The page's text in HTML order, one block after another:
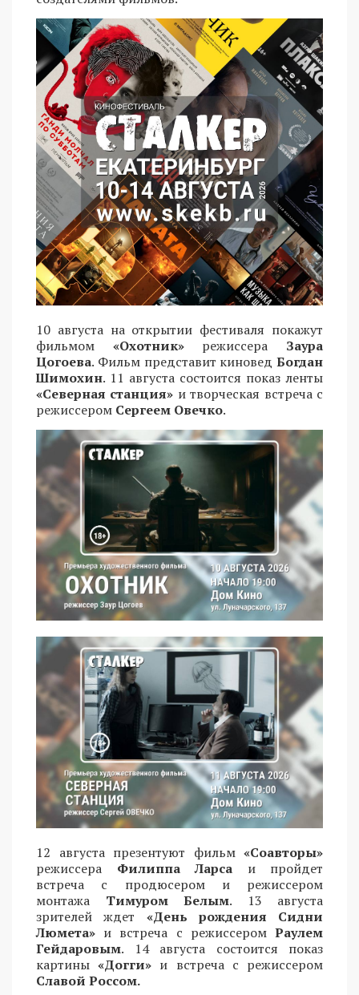
10 августа на открытии фестиваля покажут
фильмом «Охотник»режиссера Заура
Цогоева. Фильм представит киновед Богдан
Шимохин. 11 августа состоится показ ленты
«Северная станция» и творческая встреча с
режиссером Сергеем Овечко.
12 августа презентуют фильм «Соавторы»
режиссера Филиппа Ларса и пройдет
встреча с продюсером и режиссером
монтажа Тимуром Белым. 13 августа
зрителей ждет «День рождения Сидни
Люмета» и встреча с режиссером Раулем
Гейдаровым. 14 августа состоится показ
картины«Догги» и встреча с режиссером
Славой Россом.